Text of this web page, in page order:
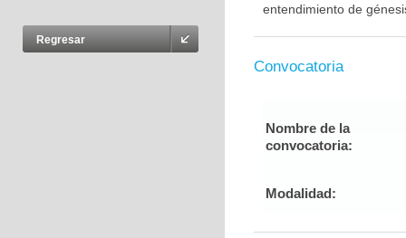
Regresar
entendimiento de
Convocatoria
Nombre de la
convocatoria:
Modalidad: